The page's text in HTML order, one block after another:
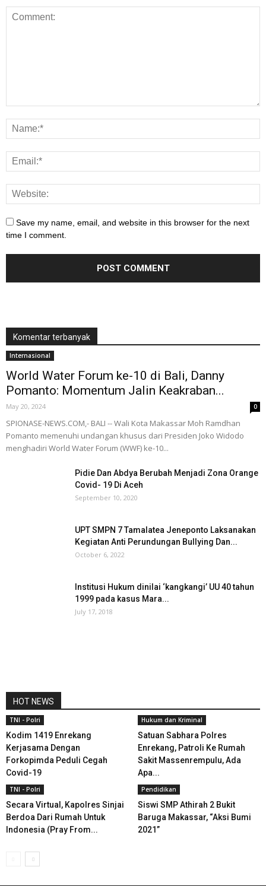
Save my name, email, and website in this browser for the next
time I comment.
Komentar terbanyak
Internasional
World Water Forum ke-10 di Bali, Danny
Pomanto: Momentum Jalin Keakraban...
May 20, 2024 0
SPIONASE-NEWS.COM,- BALI -- Wali Kota Makassar Moh Ramdhan
Pomanto memenuhi undangan khusus dari Presiden Joko Widodo
menghadiri World Water Forum (WWF) ke-10...
Pidie Dan Abdya Berubah Menjadi Zona Orange
Covid- 19 Di Aceh
September 10, 2020
UPT SMPN 7 Tamalatea Jeneponto Laksanakan
Kegiatan Anti Perundungan Bullying Dan...
October 6, 2022
Institusi Hukum dinilai ‘kangkangi’ UU 40 tahun
1999 pada kasus Mara...
July 17, 2018
HOT NEWS
TNI - Polri
Kodim 1419 Enrekang
Kerjasama Dengan
Forkopimda Peduli Cegah
Covid-19
Hukum dan Kriminal
Satuan Sabhara Polres
Enrekang, Patroli Ke Rumah
Sakit Massenrempulu, Ada
Apa...
TNI - Polri
Secara Virtual, Kapolres Sinjai
Berdoa Dari Rumah Untuk
Indonesia (Pray From...
Pendidikan
Siswi SMP Athirah 2 Bukit
Baruga Makassar, “Aksi Bumi
2021”